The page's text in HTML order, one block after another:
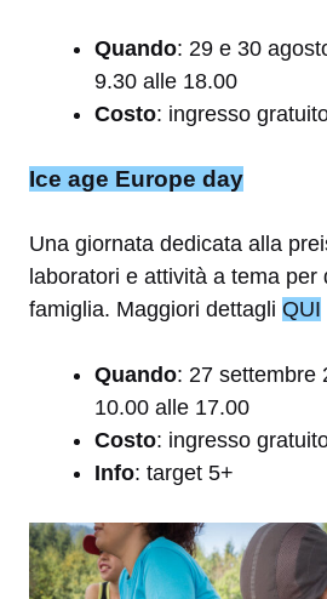
Quando: 29 e 30
9.30 alle 18.00
Costo: ingresso
Ice age Europe day
Una giornata dedicata alla
laboratori e attività a tema per
famiglia. Maggiori dettagli QUI
Quando: 27 settembre
10.00 alle 17.00
Costo: ingresso
Info: target 5+